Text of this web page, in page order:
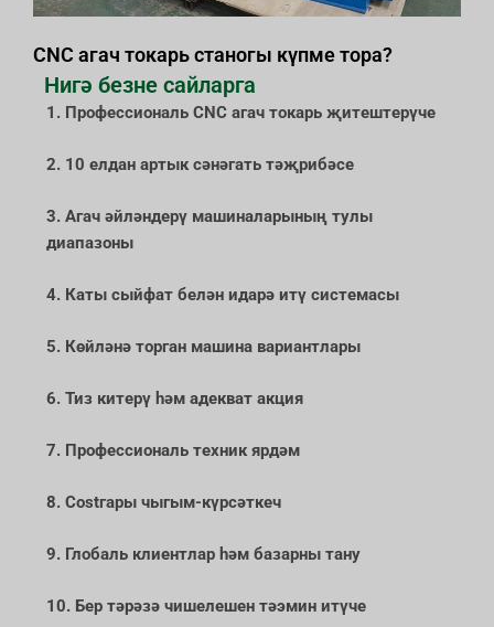
CNC агач токарь станогы күпме тора?
Нигә безне сайларга
1. Профессиональ CNC агач токарь җитештерүче
2. 10 елдан артык сәнәгать тәҗрибәсе
3. Агач әйләндерү машиналарының тулы
диапазоны
4. Каты сыйфат белән идарә итү системасы
5. Көйләнә торган машина вариантлары
6. Тиз китерү һәм адекват акция
7. Профессиональ техник ярдәм
8. Costгары чыгым-күрсәткеч
9. Глобаль клиентлар һәм базарны тану
10. Бер тәрәзә чишелешен тәэмин итүче